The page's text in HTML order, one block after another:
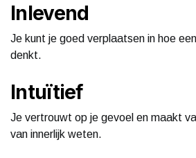
Inlevend
Je kunt je goed verplaatsen in hoe
denkt.
Intuïtief
Je vertrouwt op je gevoel en maakt
van innerlijk weten.